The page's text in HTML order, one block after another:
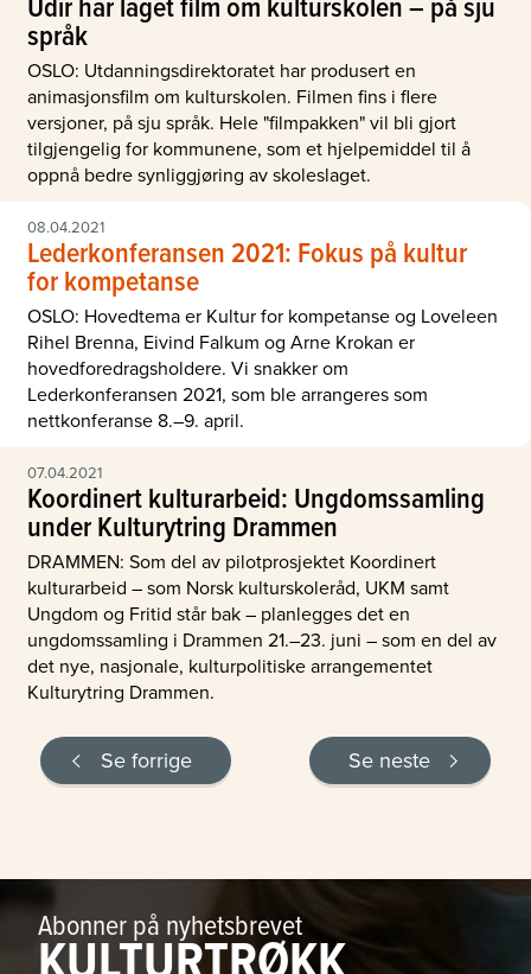
språk
OSLO: Utdanningsdirektoratet har produsert en
animasjonsfilm om kulturskolen. Filmen fins i flere
versjoner, på sju språk. Hele "filmpakken" vil bli gjort
tilgjengelig for kommunene, som et hjelpemiddel til å
oppnå bedre synliggjøring av skoleslaget.
08.04.2021
Lederkonferansen 2021: Fokus på kultur
for kompetanse
OSLO: Hovedtema er Kultur for kompetanse og Loveleen
Rihel Brenna, Eivind Falkum og Arne Krokan er
hovedforedragsholdere. Vi snakker om
Lederkonferansen 2021, som ble arrangeres som
nettkonferanse 8.–9. april.
07.04.2021
Koordinert kulturarbeid: Ungdomssamling
under Kulturytring Drammen
DRAMMEN: Som del av pilotprosjektet Koordinert
kulturarbeid – som Norsk kulturskoleråd, UKM samt
Ungdom og Fritid står bak – planlegges det en
ungdomssamling i Drammen 21.–23. juni – som en del av
det nye, nasjonale, kulturpolitiske arrangementet
Kulturytring Drammen.
Se forrige Se neste
Abonner på nyhetsbrevet